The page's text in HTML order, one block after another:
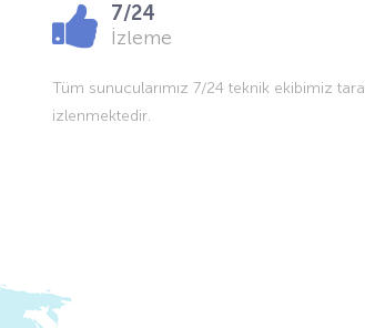
7/24
İzleme
Tüm sunucularımız 7/24 teknik ekibimiz
izlenmektedir.